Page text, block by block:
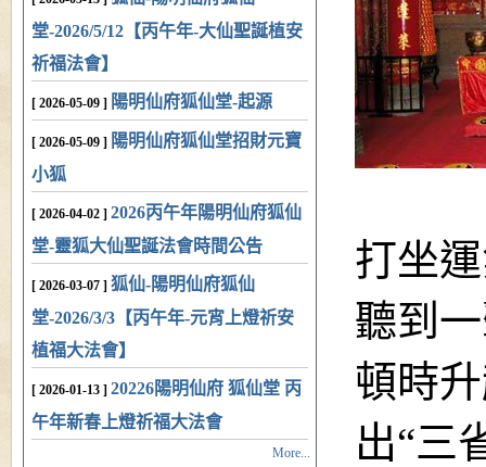
堂-2026/5/12【丙午年-大仙聖誕植安
祈福法會】
[ 2026-05-09 ] 陽明仙府狐仙堂-起源
[ 2026-05-09 ] 陽明仙府狐仙堂招財元寶
小狐
[ 2026-04-02 ] 2026丙午年陽明仙府狐仙
堂-靈狐大仙聖誕法會時間公告
[ 2026-03-07 ] 狐仙-陽明仙府狐仙
堂-2026/3/3【丙午年-元宵上燈祈安
植福大法會】
[ 2026-01-13 ] 20226陽明仙府 狐仙堂 丙
午年新春上燈祈福大法會
More...
打坐
聽到
頓時
出“三